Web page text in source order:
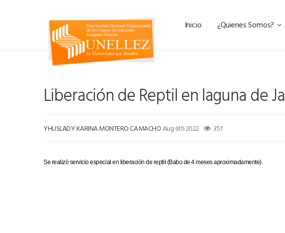
Inicio ¿Quienes Somos?
Liberación de Reptil en laguna de
YHUSLADY KARINA MONTERO CAMACHOAug 6th 2022 351
Se realizó servicio especial en liberación de reptil (Babo de 4 meses aproximadamente).